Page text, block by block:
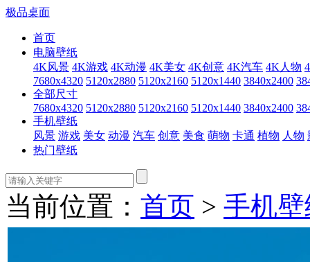
极品桌面
首页
电脑壁纸
4K风景 4K游戏 4K动漫 4K美女 4K创意 4K汽车 4K人物
7680x4320 5120x2880 5120x2160 5120x1440 3840x2400
全部尺寸
7680x4320 5120x2880 5120x2160 5120x1440 3840x2400
手机壁纸
风景 游戏 美女 动漫 汽车 创意 美食 萌物 卡通 植物 人物
热门壁纸
当前位置： 首页 > 手机